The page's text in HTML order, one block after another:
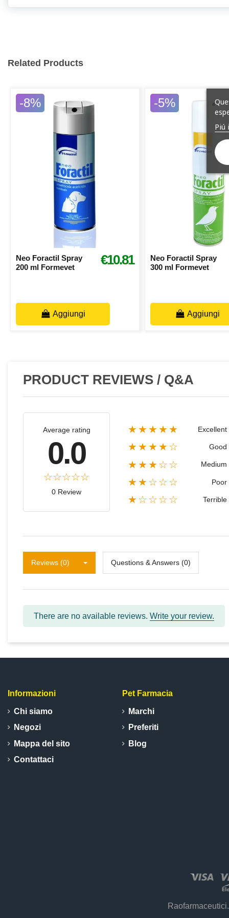
Related Products
-8%
Neo Foractil Spray
200 ml Formevet
€10.81
Aggiungi
-5%
Neo Foractil Spray
300 ml Formevet
Aggiungi
PRODUCT REVIEWS / Q&A
Average rating
0.0
0 Review
★★★★★ Excellent
★★★★☆ Good
★★★☆☆ Medium
★★☆☆☆ Poor
★☆☆☆☆ Terrible
Reviews (0) Questions & Answers (0)
There are no available reviews. Write your review.
Piú
Informazioni
Chi siamo
Negozi
Mappa del sito
Contattaci
Pet Farmacia
Marchi
Preferiti
Blog